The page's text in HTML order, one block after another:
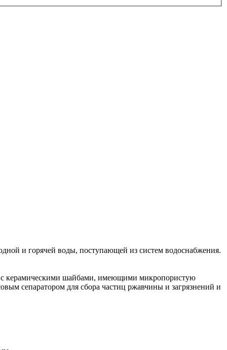
и горячей воды, поступающей из систем водоснабжения.
с керамическими шайбами, имеющими микропористую
сепаратором для сбора частиц ржавчины и загрязнений и